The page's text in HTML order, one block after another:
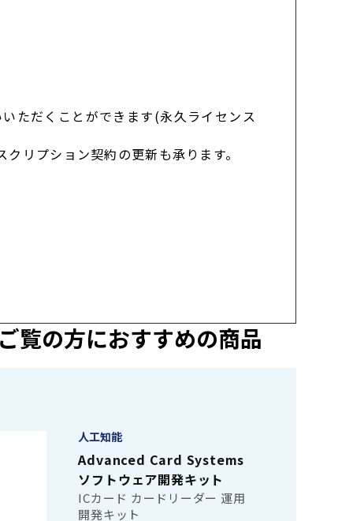
ただくことができます(永久ライセンス
リプション契約の更新も承ります。
覧の方におすすめの商品
人工知能
Advanced Card Systems
ソフトウェア開発キット
ICカード カードリーダー 運用
開発キット